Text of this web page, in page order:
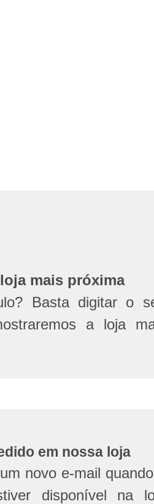
mais próxima
Basta digitar o
a loja
em nossa loja
novo e-mail
disponível na